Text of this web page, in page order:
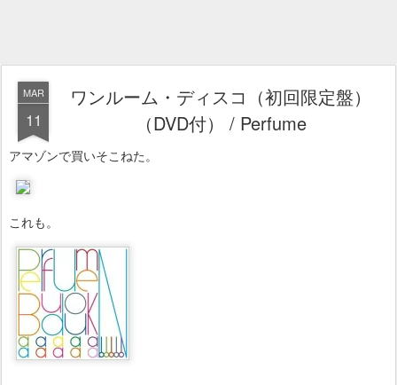
MAR
11
ワンルーム・ディスコ（初回限定盤）
（DVD付） / Perfume
アマゾンで買いそこねた。
これも。